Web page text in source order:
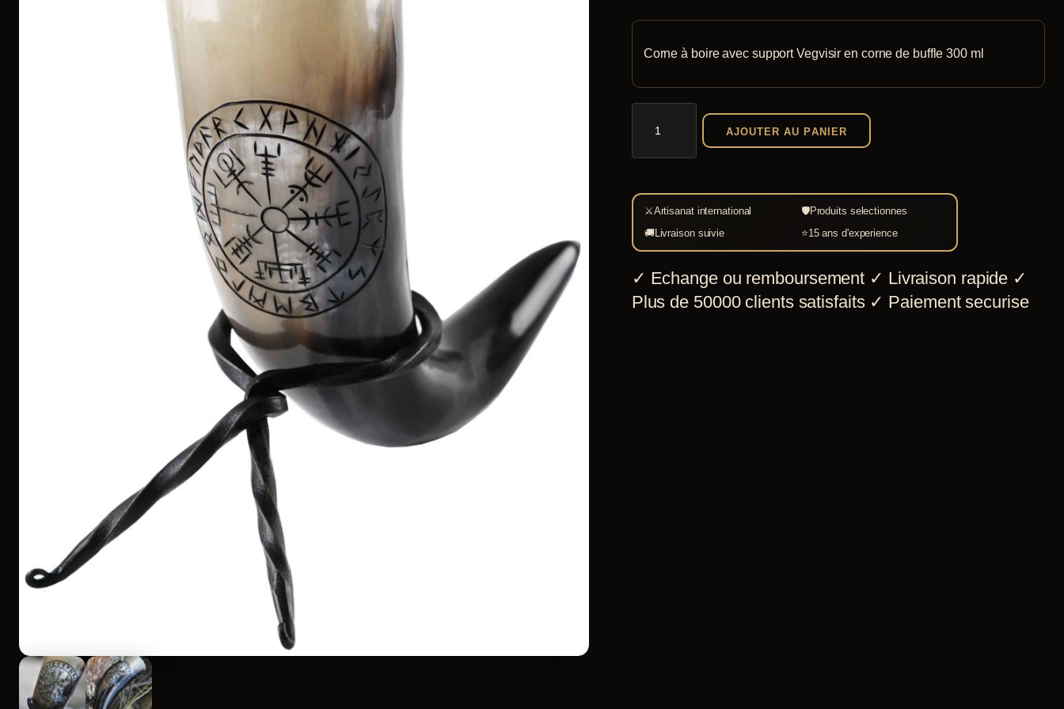
Corne à boire avec support Vegvisir en corne de buffle 300 ml
Corne
boire
Vegvisir
AJOUTER AU PANIER
⚔Artisanat international 🛡Produits selectionnes
🚚Livraison suivie ⭐15 ans d'experience
✓ Echange ou remboursement ✓ Livraison rapide ✓
Plus de 50000 clients satisfaits ✓ Paiement securise